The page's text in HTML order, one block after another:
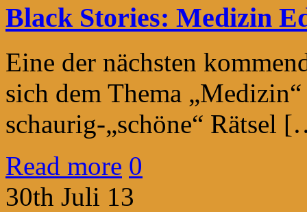
Black Stories: Medizin
Eine der nächsten
sich dem Thema
schaurig-„schöne“ Rätsel
Read more 0
30th Juli 13